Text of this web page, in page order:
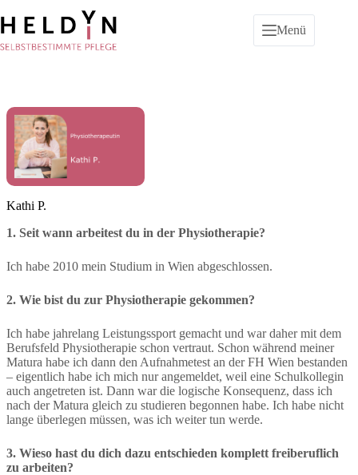
Inhalt
springen
Menü
Kathi P.
1. Seit wann arbeitest du in der Physiotherapie?
Ich habe 2010 mein Studium in Wien abgeschlossen.
2. Wie bist du zur Physiotherapie gekommen?
Ich habe jahrelang Leistungssport gemacht und war daher mit dem
Berufsfeld Physiotherapie schon vertraut. Schon während meiner
Matura habe ich dann den Aufnahmetest an der FH Wien bestanden
– eigentlich habe ich mich nur angemeldet, weil eine Schulkollegin
auch angetreten ist. Dann war die logische Konsequenz, dass ich
nach der Matura gleich zu studieren begonnen habe. Ich habe nicht
lange überlegen müssen, was ich weiter tun werde.
3. Wieso hast du dich dazu entschieden komplett freiberuflich
zu arbeiten?